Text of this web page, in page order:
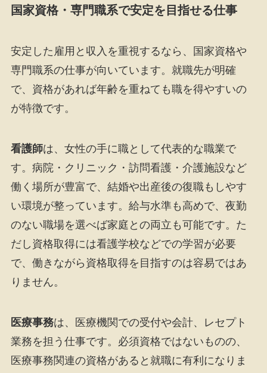
国家資格・専門職系で安定を目指せる仕事
安定した雇用と収入を重視するなら、国家資格や
専門職系の仕事が向いています。就職先が明確
で、資格があれば年齢を重ねても職を得やすいの
が特徴です。
看護師は、女性の手に職として代表的な職業で
す。病院・クリニック・訪問看護・介護施設など
働く場所が豊富で、結婚や出産後の復職もしやす
い環境が整っています。給与水準も高めで、夜勤
のない職場を選べば家庭との両立も可能です。た
だし資格取得には看護学校などでの学習が必要
で、働きながら資格取得を目指すのは容易ではあ
りません。
医療事務は、医療機関での受付や会計、レセプト
業務を担う仕事です。必須資格ではないものの、
医療事務関連の資格があると就職に有利になりま